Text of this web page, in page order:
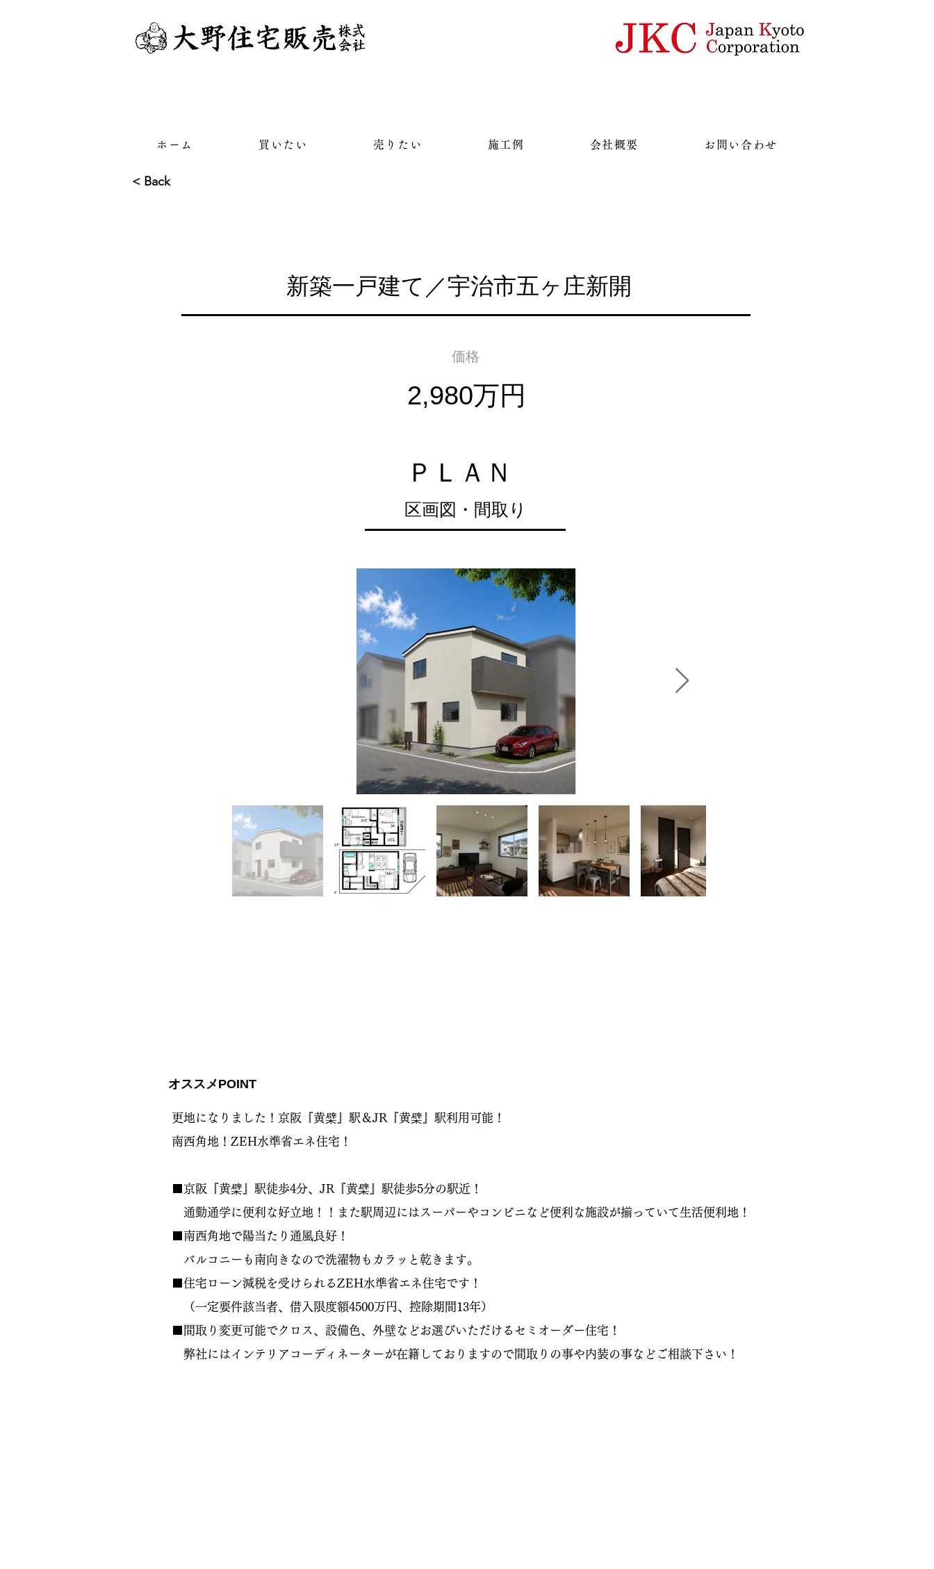
ホーム 買いたい 売りたい 施工例 会社概要 お問い合わせ
< Back
新築一戸建て／宇治市五ヶ庄新開
​価格
2,980万円
​ＰＬＡＮ
区画図・間取り
オススメPOINT
更地になりました！京阪『黄檗』駅＆JR『黄檗』駅利用可能！
南西角地！ZEH水準省エネ住宅！
■京阪『黄檗』駅徒歩4分、JR『黄檗』駅徒歩5分の駅近！
通勤通学に便利な好立地！！また駅周辺にはスーパーやコンビニなど便利な施設が揃っていて生活便利地！
■南西角地で陽当たり通風良好！
バルコニーも南向きなので洗濯物もカラッと乾きます。
■住宅ローン減税を受けられるZEH水準省エネ住宅です！
（一定要件該当者、借入限度額4500万円、控除期間13年）
■間取り変更可能でクロス、設備色、外壁などお選びいただけるセミオーダー住宅！
弊社にはインテリアコーディネーターが在籍しておりますので間取りの事や内装の事などご相談下さい！